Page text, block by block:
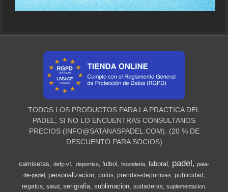
TODOS LOS PRODUCTOS PARA LA PRACTICA DEL
PADEL, SI NO LO ENCUENTRAS CONSULTANOS
PRECIOS (INFO@SATANASPADEL.COM). (20 % DE
DESCUENTO PARA SOCIOS)
camisetas defy-v1 deportivo futbol hosteleria laboral padel
pala-
de-padel
personalizacion polos prendas-deportivas publicidad
regalos
salud serigrafia sublimacion sudaderas suplementacion